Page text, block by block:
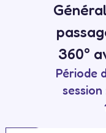
360°
Période